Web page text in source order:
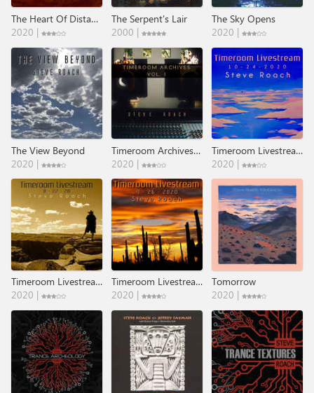
The Heart Of Distant Horizons
2020 |
The Serpent's Lair
2000 |
The Sky Opens
2020 |
The View Beyond
2020 |
Timeroom Archives (Vol. I)
2020 |
Timeroom Livestream 10 - 24 - 2020
2020 |
Timeroom Livestream 8 - 22 - 20
2020 |
Timeroom Livestream 9 - 26 - 2020
2020 |
Tomorrow
2020 |